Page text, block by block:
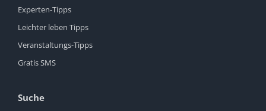
Experten-Tipps
Leichter leben Tipps
Veranstaltungs-Tipps
Gratis SMS
Suche